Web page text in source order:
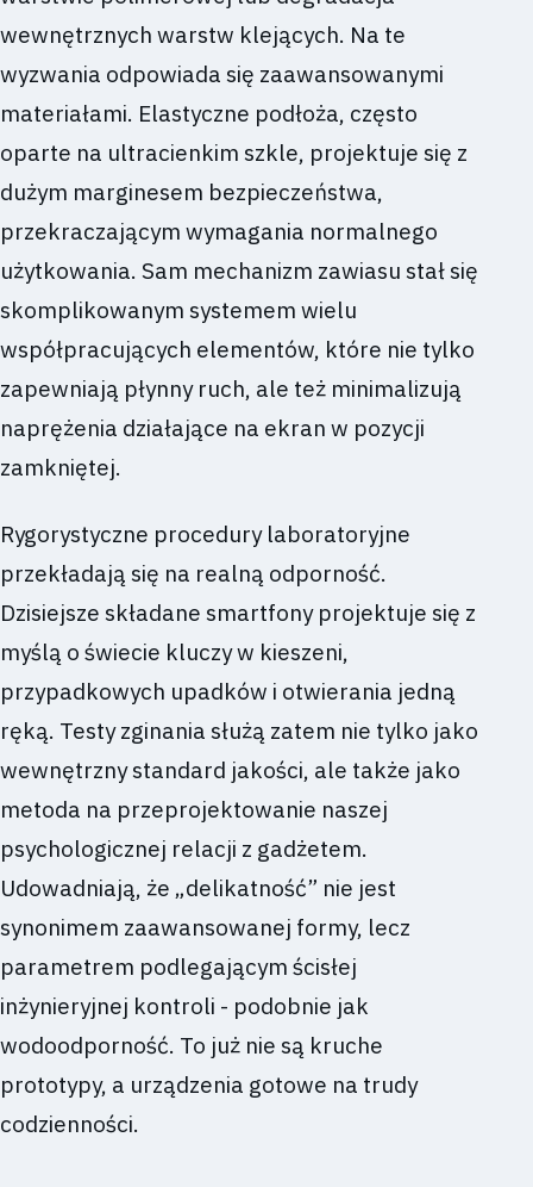
wewnętrznych warstw klejących. Na te
wyzwania odpowiada się zaawansowanymi
materiałami. Elastyczne podłoża, często
oparte na ultracienkim szkle, projektuje się z
dużym marginesem bezpieczeństwa,
przekraczającym wymagania normalnego
użytkowania. Sam mechanizm zawiasu stał się
skomplikowanym systemem wielu
współpracujących elementów, które nie tylko
zapewniają płynny ruch, ale też minimalizują
naprężenia działające na ekran w pozycji
zamkniętej.
Rygorystyczne procedury laboratoryjne
przekładają się na realną odporność.
Dzisiejsze składane smartfony projektuje się z
myślą o świecie kluczy w kieszeni,
przypadkowych upadków i otwierania jedną
ręką. Testy zginania służą zatem nie tylko jako
wewnętrzny standard jakości, ale także jako
metoda na przeprojektowanie naszej
psychologicznej relacji z gadżetem.
Udowadniają, że „delikatność” nie jest
synonimem zaawansowanej formy, lecz
parametrem podlegającym ścisłej
inżynieryjnej kontroli - podobnie jak
wodoodporność. To już nie są kruche
prototypy, a urządzenia gotowe na trudy
codzienności.